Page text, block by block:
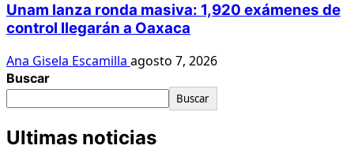
Unam lanza ronda masiva: 1,920 exámenes de
control llegarán a Oaxaca
Ana Gisela Escamilla agosto 7, 2026
Buscar
Buscar
Ultimas noticias